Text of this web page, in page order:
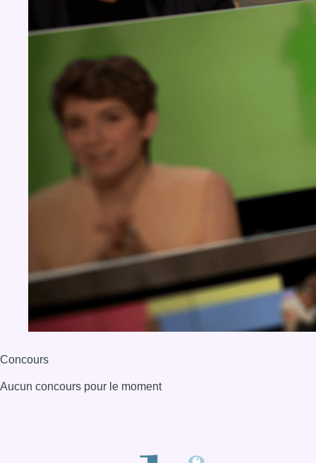
Aucun concours pour le moment